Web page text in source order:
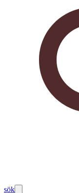
sök